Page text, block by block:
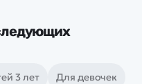
3 лет Для девочек